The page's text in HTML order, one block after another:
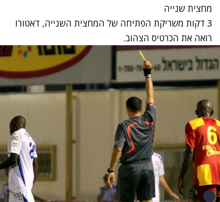
מחצית שנייה
3 דקות משריקת הפתיחה של המחצית השנייה, דאטורו
רואה את הכרטיס הצהוב.